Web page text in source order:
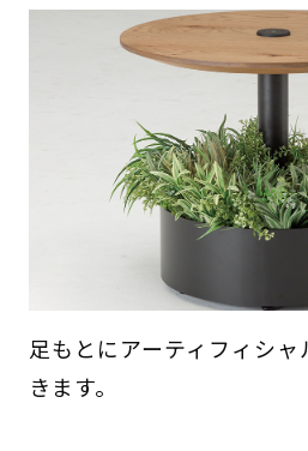
足もとにアーティフィシ
きます。